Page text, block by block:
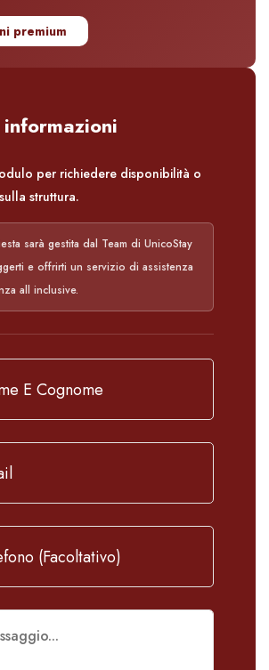
premium
per richiedere disponibilità o
struttura.
sarà gestita dal Team di UnicoStay
e offrirti un servizio di assistenza
all inclusive.